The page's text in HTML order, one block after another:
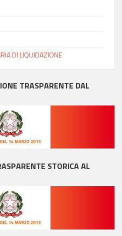
DI LIQUIDAZIONE
TRASPARENTE DAL
STORICA AL